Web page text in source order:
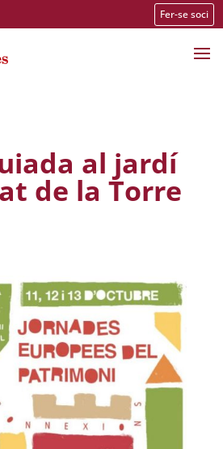
Fer-se soci
al jardí
de la Torre